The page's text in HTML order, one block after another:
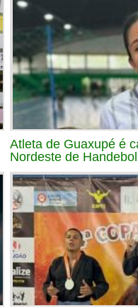
Atleta de Guaxupé é
Nordeste de